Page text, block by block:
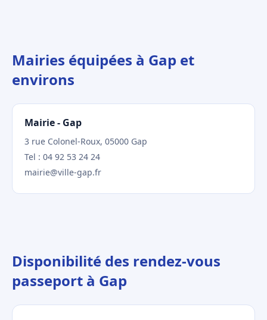
Mairies équipées à Gap et
environs
Mairie - Gap
3 rue Colonel-Roux, 05000 Gap
Tel : 04 92 53 24 24
mairie@ville-gap.fr
Disponibilité des rendez-vous
passeport à Gap